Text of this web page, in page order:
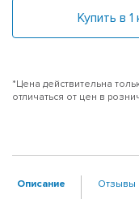
Купить в 1
*Цена действительна
отличаться от цен в
Описание Отзывы